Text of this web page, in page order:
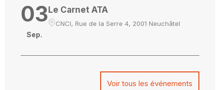
03
Sep.
Le Carnet ATA
CNCI, Rue de la Serre 4, 2001 Neuchâtel
Voir tous les événements